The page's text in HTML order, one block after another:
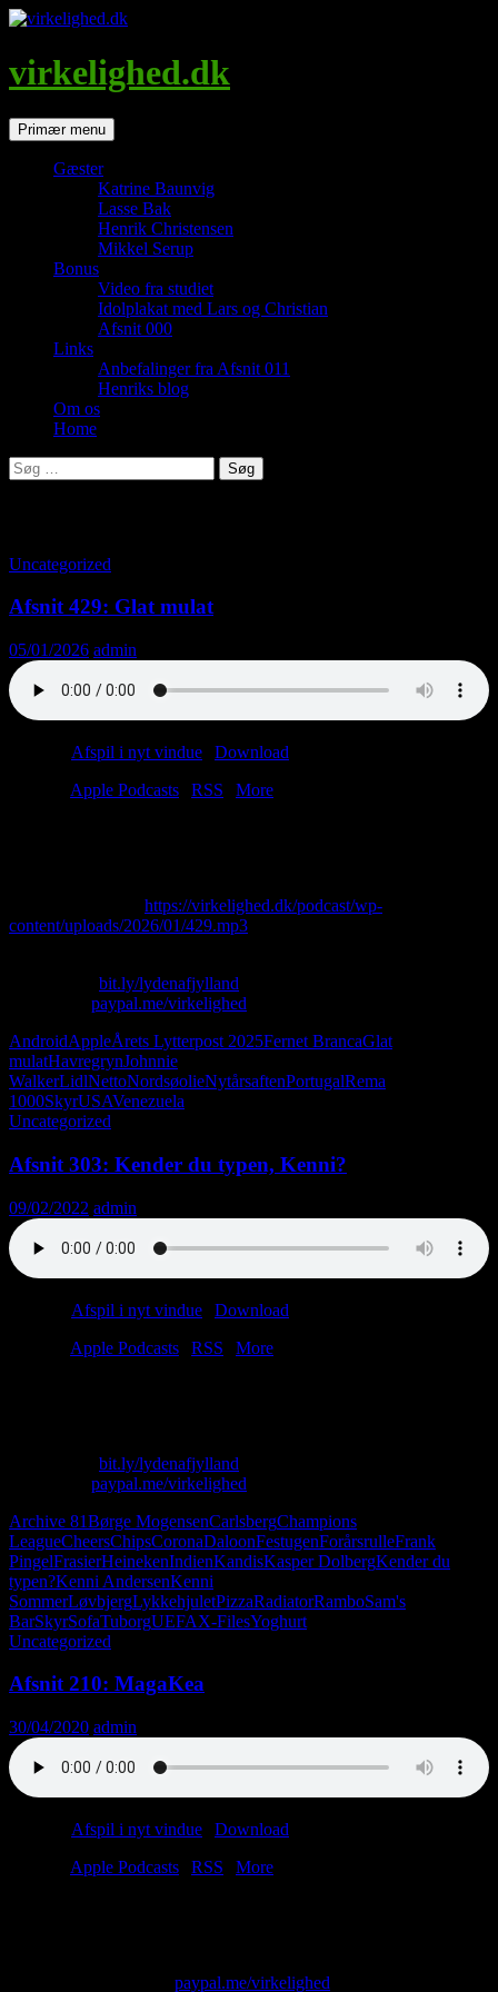
Hop
indhold
virkelighed.dk
SøgPrimær menu
Gæster
Katrine Baunvig
Lasse Bak
Henrik Christensen
Mikkel Serup
Bonus
Video fra studiet
Idolplakat med Lars og Christian
Afsnit 000
Links
Anbefalinger fra Afsnit 011
Henriks blog
Om os
Home
Søg
efter:
Uncategorized
Afsnit 429: Glat mulat
05/01/2026 admin
Afspil i nyt vindue Download
Apple Podcasts RSS
More
https://virkelighed.dk/podcast/wp-
content/uploads/2026/01/429.mp3
bit.ly/lydenafjylland
paypal.me/virkelighed
AndroidAppleÅrets Lytterpost 2025Fernet BrancaGlat
mulatHavregrynJohnnie
WalkerLidlNettoNordsøolieNytårsaftenPortugalRema
1000SkyrUSAVenezuela
Uncategorized
Afsnit 303: Kender du typen, Kenni?
09/02/2022 admin
Afspil i nyt vindue Download
Apple Podcasts RSS
More
bit.ly/lydenafjylland
paypal.me/virkelighed
Archive 81Børge MogensenCarlsbergChampions
LeagueCheersChipsCoronaDaloonFestugenForårsrulleFrank
PingelFrasierHeinekenIndienKandisKasper DolbergKender du
typen?Kenni AndersenKenni
SommerLøvbjergLykkehjuletPizzaRadiatorRamboSam's
BarSkyrSofaTuborgUEFAX-FilesYoghurt
Uncategorized
Afsnit 210: MagaKea
30/04/2020 admin
Afspil i nyt vindue Download
Apple Podcasts RSS
More
paypal.me/virkelighed